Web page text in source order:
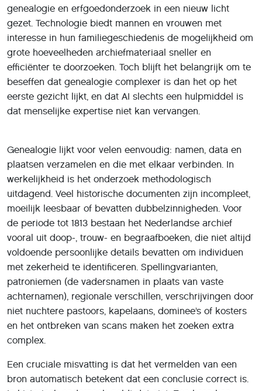
genealogie en erfgoedonderzoek in een nieuw licht
gezet. Technologie biedt mannen en vrouwen met
interesse in hun familiegeschiedenis de mogelijkheid om
grote hoeveelheden archiefmateriaal sneller en
efficiënter te doorzoeken. Toch blijft het belangrijk om te
beseffen dat genealogie complexer is dan het op het
eerste gezicht lijkt, en dat AI slechts een hulpmiddel is
dat menselijke expertise niet kan vervangen.
Genealogie lijkt voor velen eenvoudig: namen, data en
plaatsen verzamelen en die met elkaar verbinden. In
werkelijkheid is het onderzoek methodologisch
uitdagend. Veel historische documenten zijn incompleet,
moeilijk leesbaar of bevatten dubbelzinnigheden. Voor
de periode tot 1813 bestaan het Nederlandse archief
vooral uit doop-, trouw- en begraafboeken, die niet altijd
voldoende persoonlijke details bevatten om individuen
met zekerheid te identificeren. Spellingvarianten,
patroniemen (de vadersnamen in plaats van vaste
achternamen), regionale verschillen, verschrijvingen door
niet nuchtere pastoors, kapelaans, dominee’s of kosters
en het ontbreken van scans maken het zoeken extra
complex.
Een cruciale misvatting is dat het vermelden van een
bron automatisch betekent dat een conclusie correct is.